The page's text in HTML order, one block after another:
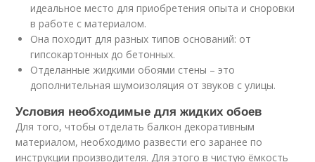
идеальное место для приобретения опыта и сноровки
в работе с материалом.
Она походит для разных типов оснований: от
гипсокартонных до бетонных.
Отделанные жидкими обоями стены – это
дополнительная шумоизоляция от звуков с улицы.
Условия необходимые для жидких обоев
Для того, чтобы отделать балкон декоративным
материалом, необходимо развести его заранее по
инструкции производителя. Для этого в чистую ёмкость